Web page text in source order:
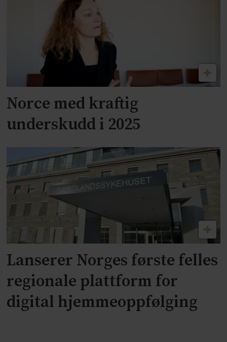
Norce med kraftig
underskudd i 2025
Lanserer Norges første felles
regionale plattform for
digital hjemmeoppfølging